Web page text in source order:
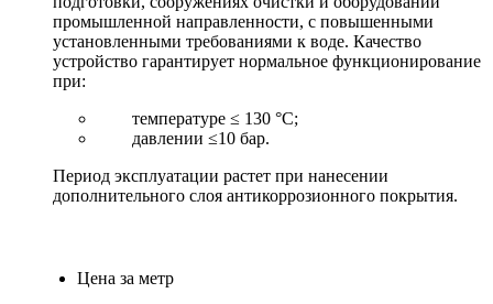
промышленной направленности, с повышенными
установленными требованиями к воде. Качество
устройство гарантирует нормальное функционирование
при:
температуре ≤ 130 °С;
давлении ≤10 бар.
Период эксплуатации растет при нанесении
дополнительного слоя антикоррозионного покрытия.
Цена за метр